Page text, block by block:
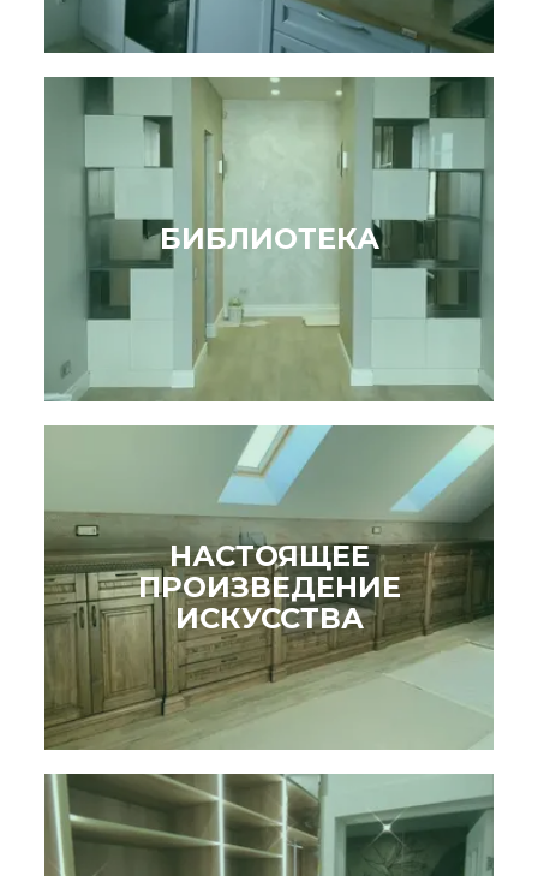
БИБЛИОТЕКА
НАСТОЯЩЕЕ
ПРОИЗВЕДЕНИЕ
ИСКУССТВА